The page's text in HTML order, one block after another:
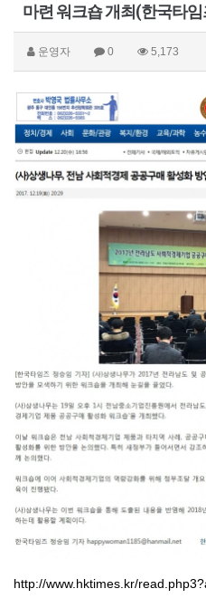
마련 워크숍 개최(한국타
운영자 0 5,173
http://www.hktimes.kr/